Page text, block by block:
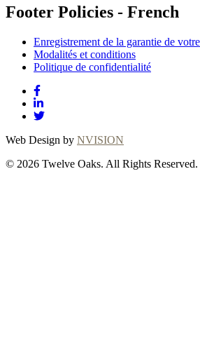
Footer Policies - French
Enregistrement de la garantie de
Modalités et conditions
Politique de confidentialité
Web Design by NVISION
© 2026 Twelve Oaks. All Rights Reserved.